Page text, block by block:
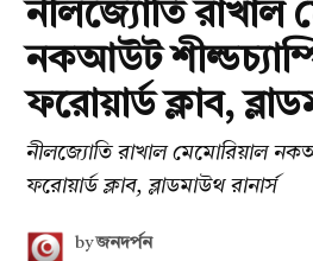
নীলজ্যোতি রাখাল
নকআউট
ফরোয়ার্ড ক্লাব,
নীলজ্যোতি রাখাল মেমোরিয়াল
ফরোয়ার্ড ক্লাব, ব্লাডমাউথ রানার্স
by জনদর্পন